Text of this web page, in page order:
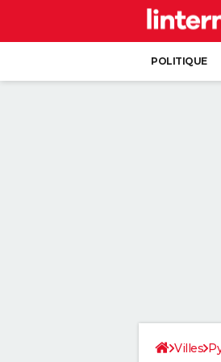
POLITIQUE
Villes